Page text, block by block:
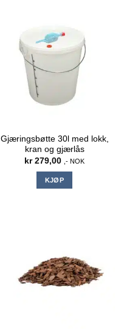
varianter.
Alternativene
velges
produktsiden
Gjæringsbøtte 30l med lokk,
kran og gjærlås
kr279,00 ,- NOK
KJØP